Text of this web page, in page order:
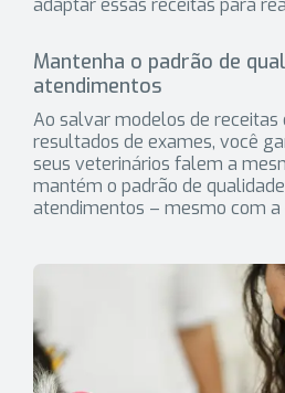
Mantenha o padrão de
atendimentos
Ao salvar modelos de receitas
resultados de exames, você
seus veterinários falem a
mantém o padrão de
atendimentos – mesmo com a